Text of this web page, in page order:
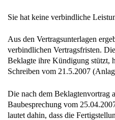
Sie hat keine verbindliche
Aus den Vertragsunterlagen
verbindlichen Vertragsfristen.
Beklagte ihre Kündigung stützt,
Schreiben vom 21.5.2007
Die nach dem Beklagtenvortrag
Baubesprechung vom
lautet dahin, dass die